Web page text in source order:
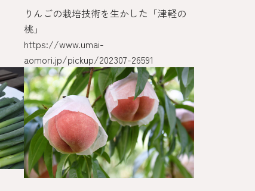
りんごの栽培技術を生かした「津軽の
桃」
https://www.umai-
aomori.jp/pickup/202307-26591